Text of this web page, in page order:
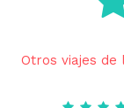
Otros viajes de